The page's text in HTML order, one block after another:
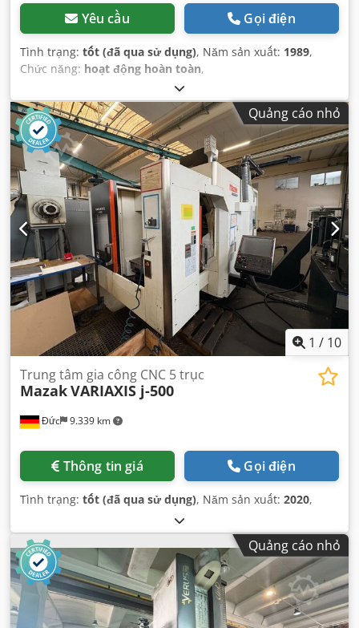
Yêu cầu Gọi điện
Tình trạng: tốt (đã qua sử dụng), Năm sản xuất: 1989,
Chức năng: hoạt động hoàn toàn,
Quảng cáo nhỏ
1 / 10
Đức 9.339 km
Trung tâm gia công CNC 5 trục
MazakVARIAXIS j-500
Thông tin giá Gọi điện
Tình trạng: tốt (đã qua sử dụng), Năm sản xuất: 2020,
Quảng cáo nhỏ